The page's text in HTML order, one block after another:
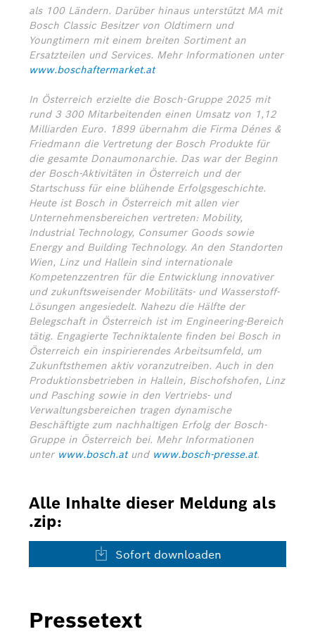
als 100 Ländern. Darüber hinaus unterstützt MA mit
Bosch Classic Besitzer von Oldtimern und
Youngtimern mit einem breiten Sortiment an
Ersatzteilen und Services. Mehr Informationen unter
www.boschaftermarket.at
In Österreich erzielte die Bosch-Gruppe 2025 mit
rund 3 300 Mitarbeitenden einen Umsatz von 1,12
Milliarden Euro. 1899 übernahm die Firma Dénes &
Friedmann die Vertretung der Bosch Produkte für
die gesamte Donaumonarchie. Das war der Beginn
der Bosch-Aktivitäten in Österreich und der
Startschuss für eine blühende Erfolgsgeschichte.
Heute ist Bosch in Österreich mit allen vier
Unternehmensbereichen vertreten: Mobility,
Industrial Technology, Consumer Goods sowie
Energy and Building Technology. An den Standorten
Wien, Linz und Hallein sind internationale
Kompetenzzentren für die Entwicklung innovativer
und zukunftsweisender Mobilitäts- und Wasserstoff-
Lösungen angesiedelt. Nahezu die Hälfte der
Belegschaft in Österreich ist im Engineering-Bereich
tätig. Engagierte Techniktalente finden bei Bosch in
Österreich ein inspirierendes Arbeitsumfeld, um
Zukunftsthemen aktiv voranzutreiben. Auch in den
Produktionsbetrieben in Hallein, Bischofshofen, Linz
und Pasching sowie in den Vertriebs- und
Verwaltungsbereichen tragen dynamische
Beschäftigte zum nachhaltigen Erfolg der Bosch-
Gruppe in Österreich bei. Mehr Informationen
unter www.bosch.atund www.bosch-presse.at.
Alle Inhalte dieser Meldung als
.zip:
Sofort downloaden
Pressetext